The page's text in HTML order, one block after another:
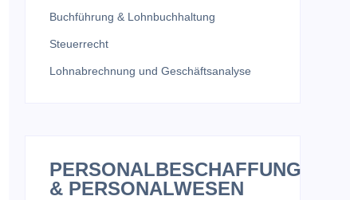
Buchführung & Lohnbuchhaltung
Steuerrecht
Lohnabrechnung und Geschäftsanalyse
PERSONALBESCHAFFUNG
& PERSONALWESEN